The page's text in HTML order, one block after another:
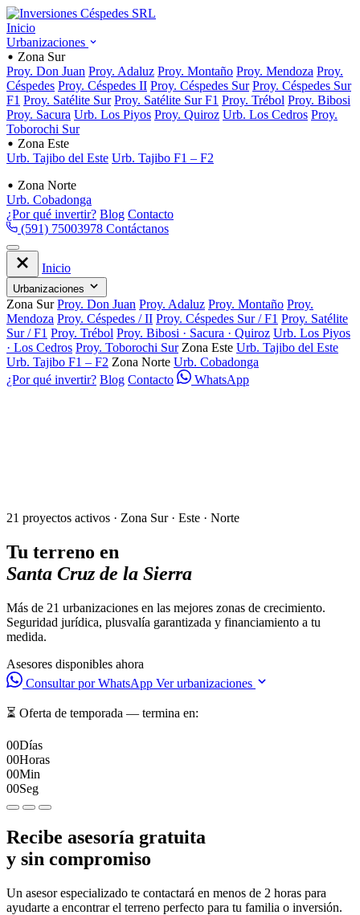
Inicio
Urbanizaciones
Zona Sur
Proy. Don Juan Proy. Adaluz Proy. Montaño Proy. Mendoza Proy.
Céspedes Proy. Céspedes II Proy. Céspedes Sur Proy. Céspedes Sur
F1 Proy. Satélite Sur Proy. Satélite Sur F1 Proy. Trébol Proy. Bibosi
Proy. Sacura Urb. Los Piyos Proy. Quiroz Urb. Los Cedros Proy.
Toborochi Sur
Zona Este
Urb. Tajibo del Este Urb. Tajibo F1 – F2
Zona Norte
Urb. Cobadonga
¿Por qué invertir? Blog Contacto
(591) 75003978 Contáctanos
Inicio
Urbanizaciones
Zona Sur Proy. Don Juan Proy. Adaluz Proy. Montaño Proy.
Mendoza Proy. Céspedes / II Proy. Céspedes Sur / F1 Proy. Satélite
Sur / F1 Proy. Trébol Proy. Bibosi · Sacura · Quiroz Urb. Los Piyos
· Los Cedros Proy. Toborochi Sur Zona Este Urb. Tajibo del Este
Urb. Tajibo F1 – F2 Zona Norte Urb. Cobadonga
¿Por qué invertir? Blog Contacto WhatsApp
21 proyectos activos · Zona Sur · Este · Norte
Tu terreno en
Santa Cruz de la Sierra
Más de 21 urbanizaciones en las mejores zonas de crecimiento.
Seguridad jurídica, plusvalía garantizada y financiamiento a tu
medida.
Asesores disponibles ahora
Consultar por WhatsApp Ver urbanizaciones
⏳ Oferta de temporada — termina en:
00Días
00Horas
00Min
00Seg
Recibe asesoría gratuita
y sin compromiso
Un asesor especializado te contactará en menos de 2 horas para
ayudarte a encontrar el terreno perfecto para tu familia o inversión.